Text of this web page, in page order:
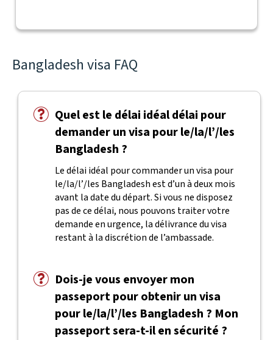
Bangladesh visa FAQ
Quel est le délai idéal délai pour
demander un visa pour le/la/l’/les
Bangladesh ?
Le délai idéal pour commander un visa pour
le/la/l’/les Bangladesh est d’un à deux mois
avant la date du départ. Si vous ne disposez
pas de ce délai, nous pouvons traiter votre
demande en urgence, la délivrance du visa
restant à la discrétion de l’ambassade.
Dois-je vous envoyer mon
passeport pour obtenir un visa
pour le/la/l’/les Bangladesh ? Mon
passeport sera-t-il en sécurité ?